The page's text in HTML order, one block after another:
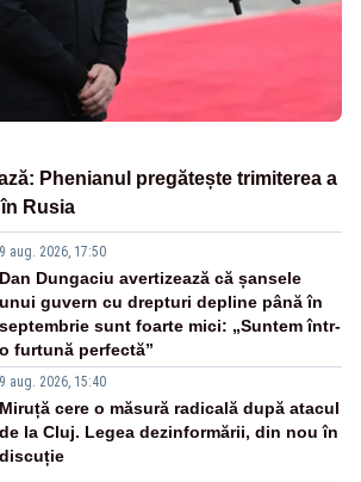
Phenianul pregătește trimiterea a
Rusia
9 aug. 2026, 17:50
Dan Dungaciu avertizează că șansele
unui guvern cu drepturi depline până în
septembrie sunt foarte mici: „Suntem într-
o furtună perfectă”
9 aug. 2026, 15:40
Miruță cere o măsură radicală după atacul
de la Cluj. Legea dezinformării, din nou în
discuție